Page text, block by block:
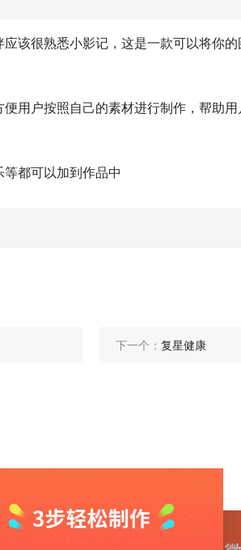
该很熟悉小影记，这是一款可以将你
用户按照自己的素材进行制作，帮助
都可以加到作品中
下一个： 复星健康